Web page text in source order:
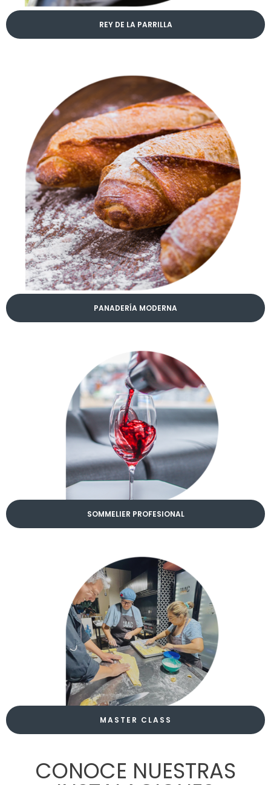
REY DE LA PARRILLA
PANADERÍA MODERNA
SOMMELIER PROFESIONAL
MASTER CLASS
CONOCE NUESTRAS